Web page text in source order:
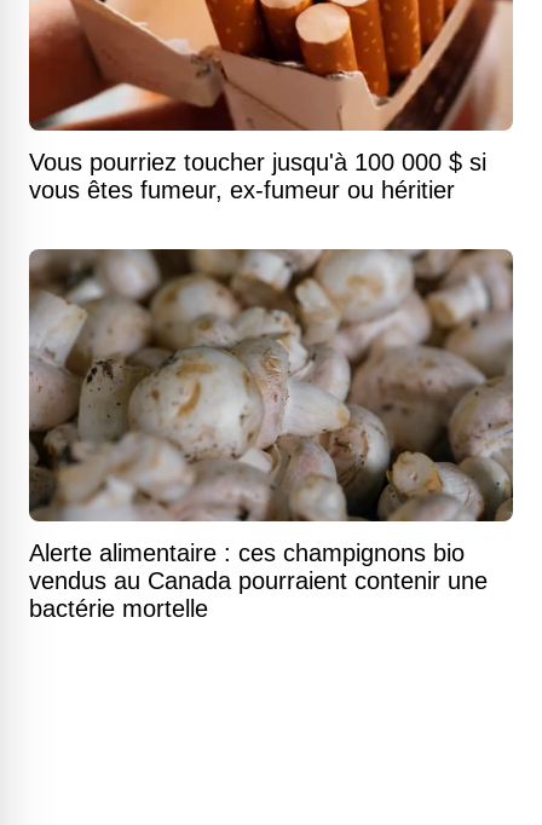
Vous pourriez toucher jusqu'à 100 000 $ si
vous êtes fumeur, ex-fumeur ou héritier
Alerte alimentaire : ces champignons bio
vendus au Canada pourraient contenir une
bactérie mortelle